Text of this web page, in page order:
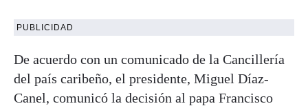
PUBLICIDAD
De acuerdo con un comunicado de la Cancillería
del país caribeño, el presidente, Miguel Díaz-
Canel, comunicó la decisión al papa Francisco